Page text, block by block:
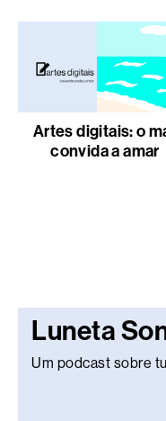
Artes digitais: o
convida a amar
Luneta
Um podcast sobre